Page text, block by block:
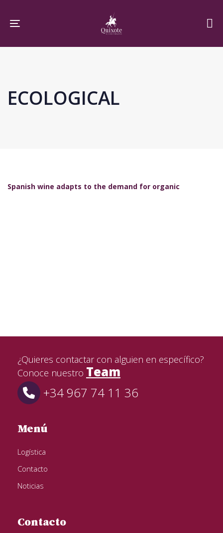
links
content
Toggle navigation
ECOLOGICAL
Spanish wine adapts to the demand for organic
¿Quieres contactar con alguien en específico?
Conoce nuestro Team
+34 967 74 11 36
Menú
Logística
Contacto
Noticias
Contacto